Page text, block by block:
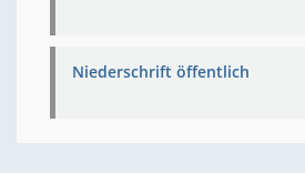
Niederschrift öffentlich